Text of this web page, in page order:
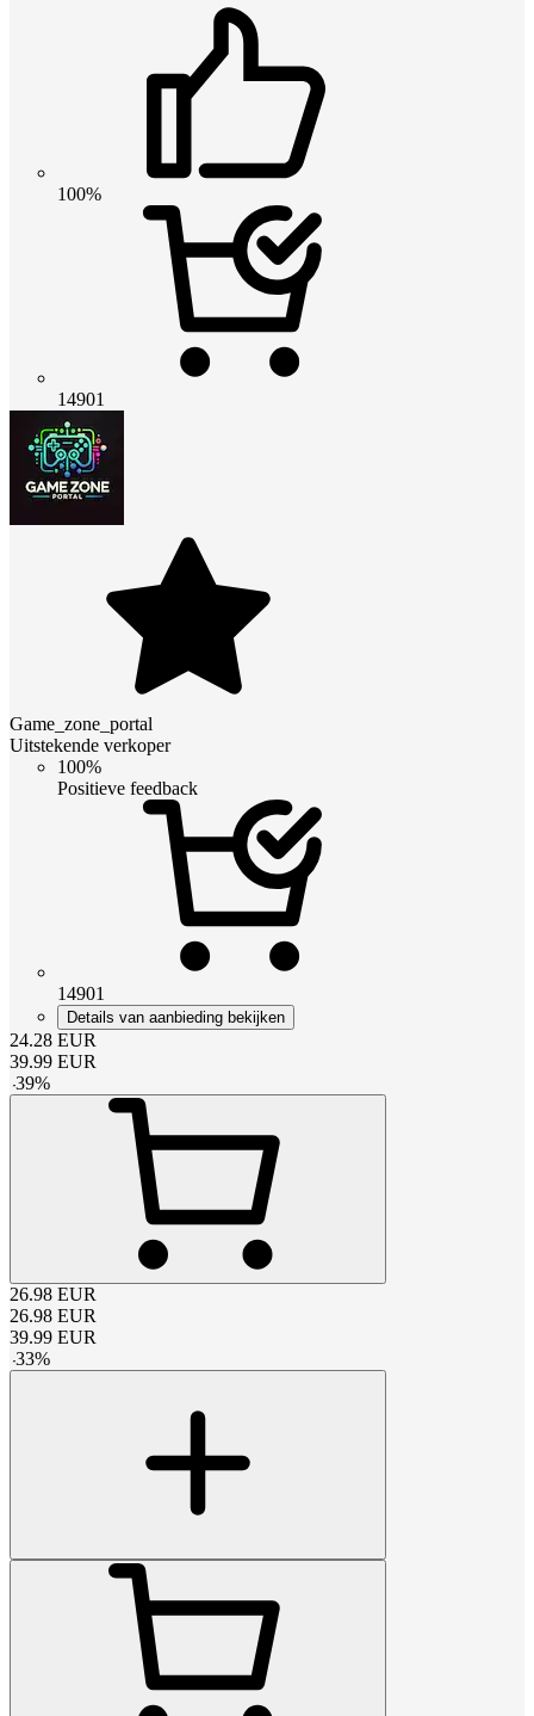
100%
14901
Game_zone_portal
Uitstekende verkoper
100%
Positieve feedback
14901
Details van aanbieding bekijken
24.28 EUR
39.99 EUR
-39%
26.98 EUR
26.98 EUR
39.99 EUR
-33%